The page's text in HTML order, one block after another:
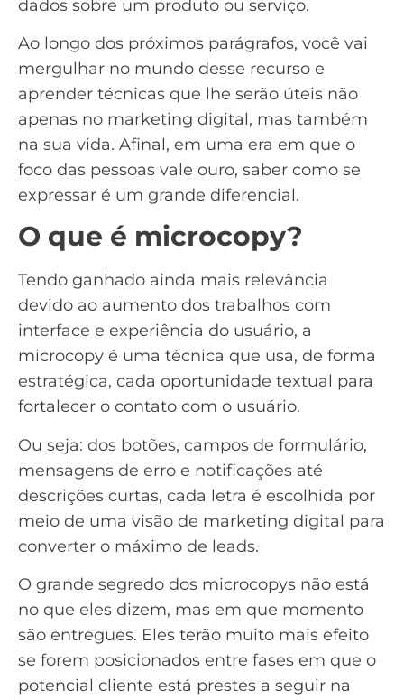
dados sobre um produto ou serviço.
Ao longo dos próximos parágrafos, você vai
mergulhar no mundo desse recurso e
aprender técnicas que lhe serão úteis não
apenas no marketing digital, mas também
na sua vida. Afinal, em uma era em que o
foco das pessoas vale ouro, saber como se
expressar é um grande diferencial.
O que é microcopy?
Tendo ganhado ainda mais relevância
devido ao aumento dos trabalhos com
interface e experiência do usuário, a
microcopy é uma técnica que usa, de forma
estratégica, cada oportunidade textual para
fortalecer o contato com o usuário.
Ou seja: dos botões, campos de formulário,
mensagens de erro e notificações até
descrições curtas, cada letra é escolhida por
meio de uma visão de marketing digital para
converter o máximo de leads.
O grande segredo dos microcopys não está
no que eles dizem, mas em que momento
são entregues. Eles terão muito mais efeito
se forem posicionados entre fases em que o
potencial cliente está prestes a seguir na